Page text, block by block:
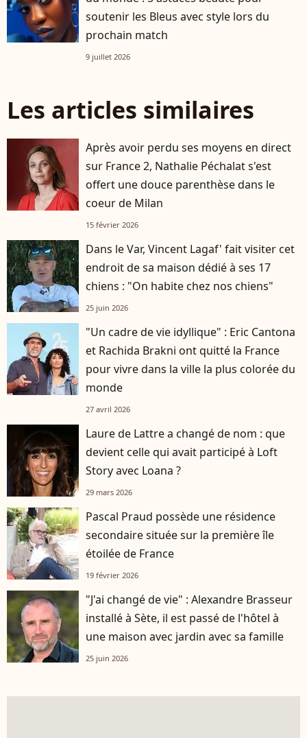
soutenir les Bleus avec style lors du
prochain match
9 juillet 2026
Les articles similaires
Après avoir perdu ses moyens en direct
sur France 2, Nathalie Péchalat s'est
offert une douce parenthèse dans le
coeur de Milan
15 février 2026
Dans le Var, Vincent Lagaf' fait visiter cet
endroit de sa maison dédié à ses 17
chiens : "On habite chez nos chiens"
25 juin 2026
"Un cadre de vie idyllique" : Eric Cantona
et Rachida Brakni ont quitté la France
pour vivre dans la ville la plus colorée du
monde
27 avril 2026
Laure de Lattre a changé de nom : que
devient celle qui avait participé à Loft
Story avec Loana ?
29 mars 2026
Pascal Praud possède une résidence
secondaire située sur la première île
étoilée de France
19 février 2026
"J'ai changé de vie" : Alexandre Brasseur
installé à Sète, il est passé de l'hôtel à
une maison avec jardin avec sa famille
25 juin 2026